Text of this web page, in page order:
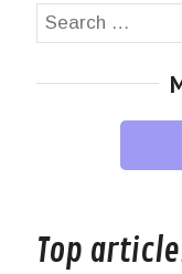
Search
Top